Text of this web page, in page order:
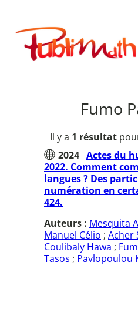
contenu
Publimath
Fumo
Il y a 1 résultat
2024 Actes du
2022. Comment
langues ? Des
numération en
424.
Auteurs : Mesquita
Manuel Célio ; Acher
Coulibaly Hawa ;
Tasos ; Pavlopoulou